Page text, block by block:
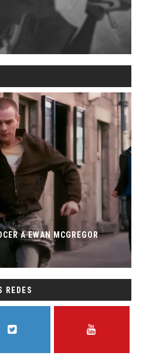
A EWAN MCGREGOR
REDES